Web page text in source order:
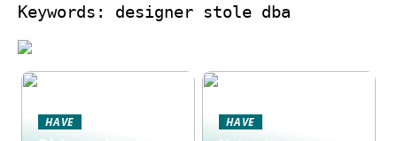
Keywords: designer stole dba
HAVE HAVE